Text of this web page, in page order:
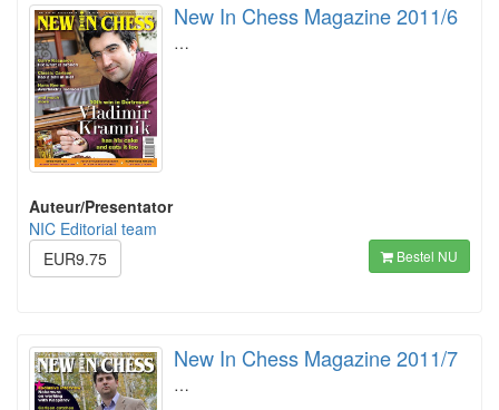
New In Chess Magazine 2011/6
…
Auteur/Presentator
NIC Editorial team
EUR9.75
Bestel NU
New In Chess Magazine 2011/7
…